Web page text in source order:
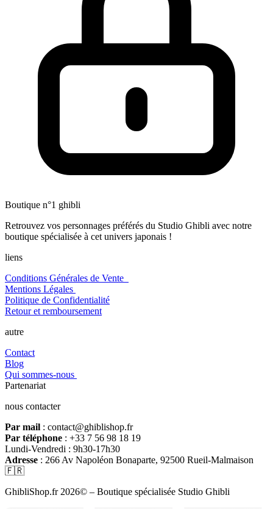
Boutique n°1 ghibli
Retrouvez vos personnages préférés du Studio Ghibli avec notre
boutique spécialisée à cet univers japonais !
liens
Conditions Générales de Vente
Mentions Légales
Politique de Confidentialité
Retour et remboursement
autre
Contact
Blog
Qui sommes-nous
Partenariat
nous contacter
Par mail : contact@ghiblishop.fr
Par téléphone : +33 7 56 98 18 19
Lundi-Vendredi : 9h30-17h30
Adresse : 266 Av Napoléon Bonaparte, 92500 Rueil-Malmaison
🇫🇷
GhibliShop.fr 2026© – Boutique spécialisée Studio Ghibli